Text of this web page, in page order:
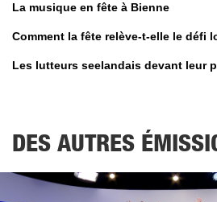
0
La musique en fête à Bienne
Comment la fête relève-t-elle le défi
Les lutteurs seelandais devant leur
DES AUTRES